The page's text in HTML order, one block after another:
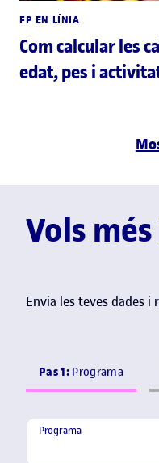
FP EN LÍNIA
Com calcular les
edat, pes i
Vols
Envia les teves dades i
Pas 1:Programa
Programa
Programa